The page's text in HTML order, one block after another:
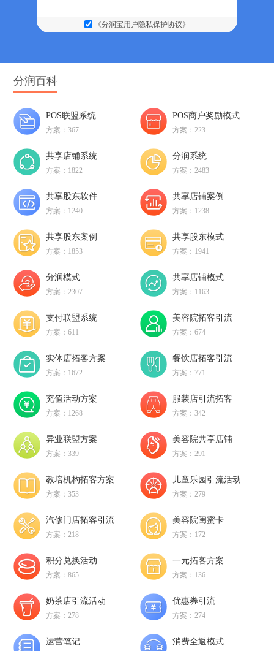
《分润宝用户隐私保护协议》
分润百科
POS联盟系统
方案：367
POS商户奖励模式
方案：223
共享店铺系统
方案：1822
分润系统
方案：2483
共享股东软件
方案：1240
共享店铺案例
方案：1238
共享股东案例
方案：1853
共享股东模式
方案：1941
分润模式
方案：2307
共享店铺模式
方案：1163
支付联盟系统
方案：611
美容院拓客引流
方案：674
实体店拓客方案
方案：1672
餐饮店拓客引流
方案：771
充值活动方案
方案：1268
服装店引流拓客
方案：342
异业联盟方案
方案：339
美容院共享店铺
方案：291
教培机构拓客方案
方案：353
儿童乐园引流活动
方案：279
汽修门店拓客引流
方案：218
美容院闺蜜卡
方案：172
积分兑换活动
方案：865
一元拓客方案
方案：136
奶茶店引流活动
方案：278
优惠券引流
方案：274
运营笔记 消费全返模式